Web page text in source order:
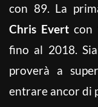
con 89. La
Chris Evert con
fino al 2018.
proverà a
entrare ancor di